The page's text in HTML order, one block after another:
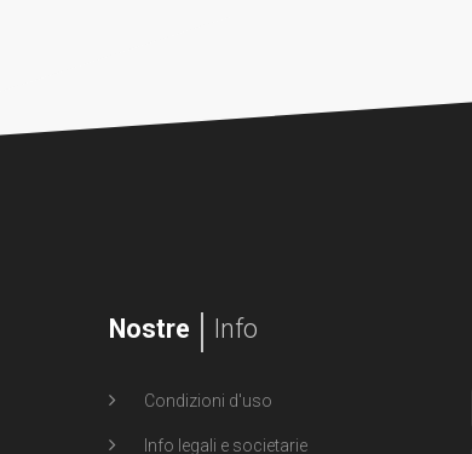
Nostre Info
Condizioni d'uso
Info legali e societarie